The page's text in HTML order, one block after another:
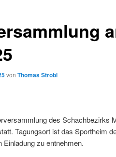
von Thomas Strobl
des Schachbezirks
Tagungsort ist das Sportheim
Einladung zu entnehmen.